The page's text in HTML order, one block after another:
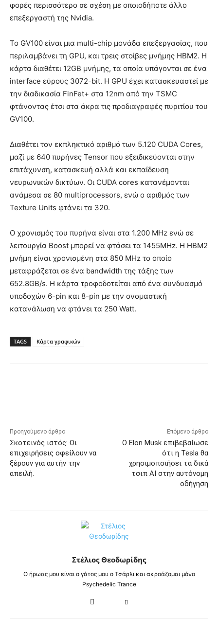
φορές περισσότερο σε σχέση με οποιοδήποτε άλλο
επεξεργαστή της Nvidia.
To GV100 είναι μια multi-chip μονάδα επεξεργασίας, που
περιλαμβάνει τη GPU, και τρεις στοίβες μνήμης HBM2. Η
κάρτα διαθέτει 12GB μνήμης, τα οποία υπάγονται σε ένα
interface εύρους 3072-bit. Η GPU έχει κατασκευαστεί με
την διαδικασία FinFet+ στα 12nm από την TSMC
φτάνοντας έτσι στα άκρα τις προδιαγραφές πυριτίου του
GV100.
Διαθέτει τον εκπληκτικό αριθμό των 5.120 CUDA Cores,
μαζί με 640 πυρήνες Tensor που εξειδικεύονται στην
επιτάχυνση, κατασκευή αλλά και εκπαίδευση
νευρωνικών δικτύων. Οι CUDA cores κατανέμονται
ανάμεσα σε 80 multiprocessors, ενώ ο αριθμός των
Texture Units φτάνει τα 320.
Ο χρονισμός του πυρήνα είναι στα 1.200 MHz ενώ σε
λειτουργία Boost μπορεί να φτάσει τα 1455MHz. H HBM2
μνήμη είναι χρονισμένη στα 850 MHz το οποίο
μεταφράζεται σε ένα bandwidth της τάξης των
652.8GB/s. H κάρτα τροφοδοτείται από ένα συνδυασμό
υποδοχών 6-pin και 8-pin με την ονομαστική
κατανάλωση να φτάνει τα 250 Watt.
TAGS Κάρτα γραφικών
Προηγούμενο άρθρο
Σκοτεινός ιστός: Oι
επιχειρήσεις οφείλουν να
ξέρουν για αυτήν την
απειλή.
Επόμενο άρθρο
Ο Elon Musk επιβεβαίωσε
ότι η Tesla θα
χρησιμοποιήσει τα δικά
τσιπ AI στην αυτόνομη
οδήγηση
Στέλιος Θεοδωρίδης
Ο ήρωας μου είναι ο γάτος μου ο Τσάρλι και ακροάζομαι μόνο
Psychedelic Trance